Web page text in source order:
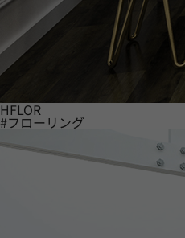
HFLOR
#フローリング